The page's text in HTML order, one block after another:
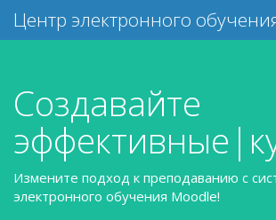
Центр электронного
Создавайте
Измените подход к преподаванию с
электронного обучения Moodle!